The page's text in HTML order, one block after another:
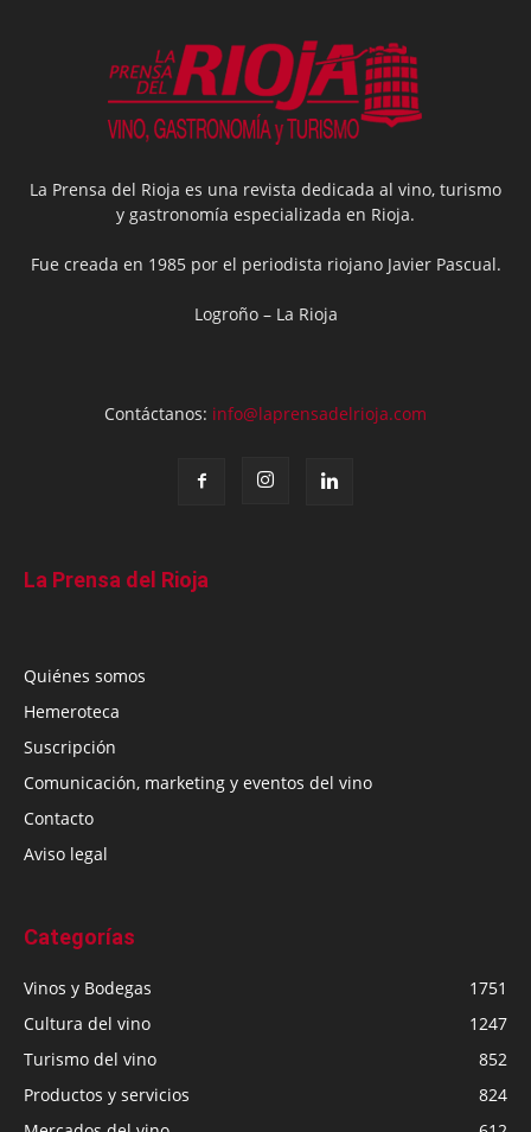
La Prensa del Rioja es una revista dedicada al vino, turismo
y gastronomía especializada en Rioja.
Fue creada en 1985 por el periodista riojano Javier Pascual.
Logroño – La Rioja
Contáctanos: info@laprensadelrioja.com
La Prensa del Rioja
Quiénes somos
Hemeroteca
Suscripción
Comunicación, marketing y eventos del vino
Contacto
Aviso legal
Categorías
Vinos y Bodegas
1751
Cultura del vino
1247
Turismo del vino
852
Productos y servicios
824